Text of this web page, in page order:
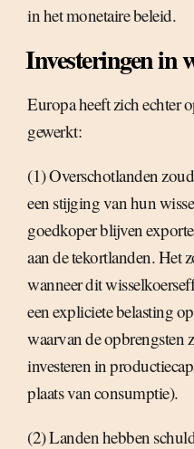
in het monetaire beleid.
Investeringen in
Europa heeft zich echter
gewerkt:
(1) Overschotlanden
een stijging van hun
goedkoper blijven
aan de tekortlanden. Het
wanneer dit
een expliciete belasting
waarvan de opbrengsten
investeren in
plaats van consumptie).
(2) Landen hebben